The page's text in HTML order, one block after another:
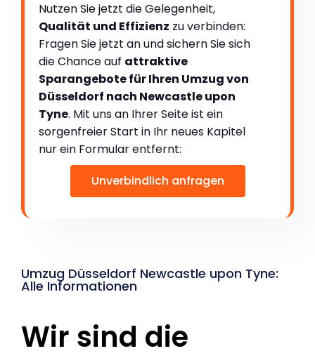
Nutzen Sie jetzt die Gelegenheit,
Qualität und Effizienz zu verbinden:
Fragen Sie jetzt an und sichern Sie sich
die Chance auf attraktive
Sparangebote für Ihren Umzug von
Düsseldorf nach Newcastle upon
Tyne. Mit uns an Ihrer Seite ist ein
sorgenfreier Start in Ihr neues Kapitel
nur ein Formular entfernt:
Unverbindlich anfragen
Umzug Düsseldorf Newcastle upon Tyne:
Alle Informationen
Wir sind die